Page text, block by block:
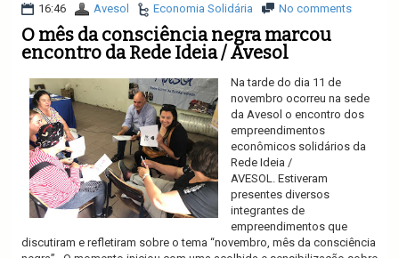
16:46 Avesol Economia Solidária No comments
O mês da consciência negra marcou
encontro da Rede Ideia / Avesol
Na tarde do dia 11 de
novembro ocorreu na sede
da Avesol o encontro dos
empreendimentos
econômicos solidários da
Rede Ideia /
AVESOL. Estiveram
presentes diversos
integrantes de
empreendimentos que
discutiram e refletiram sobre o tema “novembro, mês da consciência